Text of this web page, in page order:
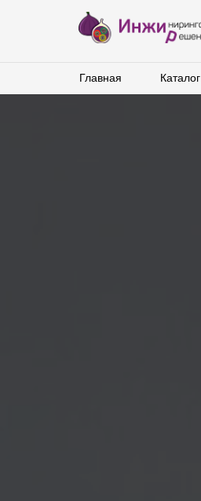
Каталог
Главная Каталог
Главная